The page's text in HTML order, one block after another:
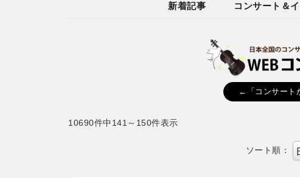
新着記事 コンサート＆
←「コンサート
10690件中141～150件表示
ソート順：